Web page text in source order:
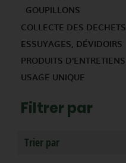
GOUPILLONS
COLLECTE DES DECHETS
ESSUYAGES, DÉVIDOIRS
PRODUITS D'ENTRETIENS
USAGE UNIQUE
Filtrer par
Trier par